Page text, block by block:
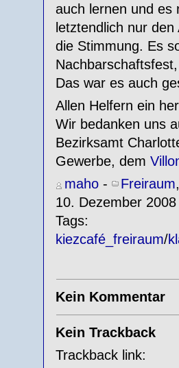
auch lernen und es
letztendlich nur
die Stimmung. Es
Das war es auch
Allen Helfern ein
Wir bedanken uns
Bezirksamt
Gewerbe, dem
maho- Freiraum
10. Dezember
Tags:
kiezcafé_freiraum/
Kein Kommentar
Kein Trackback
Trackback link: